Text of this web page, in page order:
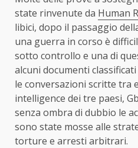
state rinvenute da Human
libici, dopo il passaggio
una guerra in corso è
sotto controllo e una di
alcuni documenti
le conversazioni scritte tra
intelligence dei tre paesi,
senza ombra di dubbio le
sono state mosse alle
torture e arresti arbitrari.